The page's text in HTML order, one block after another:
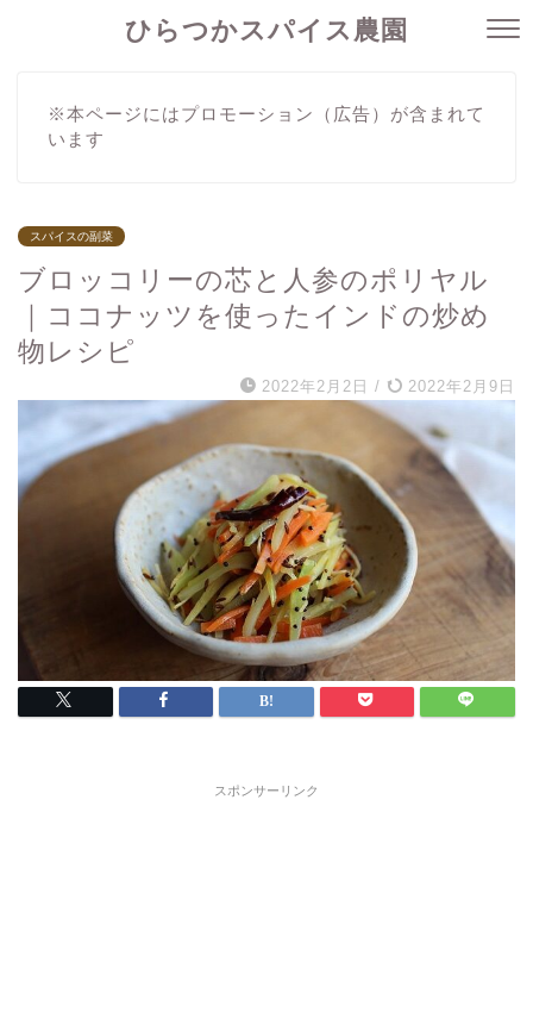
ひらつかスパイス農園
※本ページにはプロモーション（広告）が含まれて
います
スパイスの副菜
ブロッコリーの芯と人参のポリヤル
｜ココナッツを使ったインドの炒め
物レシピ
2022年2月2日 / 2022年2月9日
スポンサーリンク